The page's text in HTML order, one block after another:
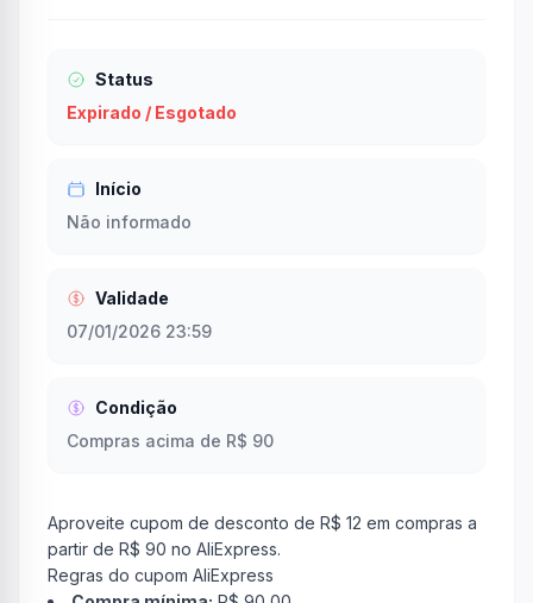
Status
Expirado / Esgotado
Início
Não informado
Validade
07/01/2026 23:59
Condição
Compras acima de R$ 90
Aproveite cupom de desconto de R$ 12 em compras a
partir de R$ 90 no AliExpress.
Regras do cupom AliExpress